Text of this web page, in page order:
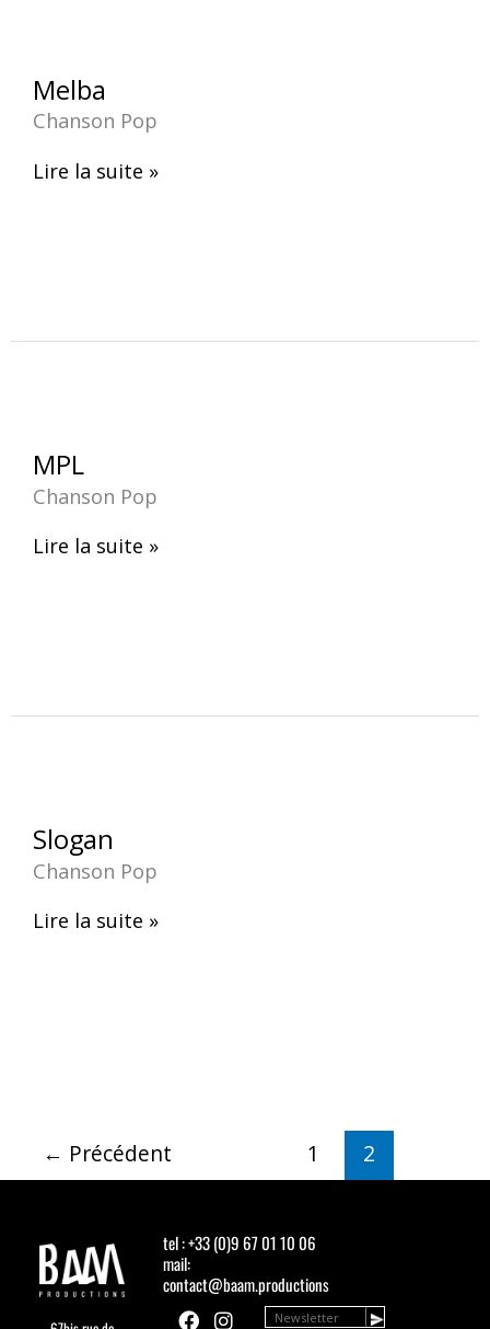
Melba
Chanson Pop
Melba
Lire la suite »
MPL
Chanson Pop
MPL
Lire la suite »
Slogan
Chanson Pop
Slogan
Lire la suite »
← Précédent 1 2
tel : +33 (0)9 67 01 10 06
mail:
contact@baam.productions
F I
Y